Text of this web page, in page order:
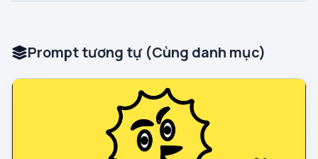
Prompt tương tự (Cùng danh mục)